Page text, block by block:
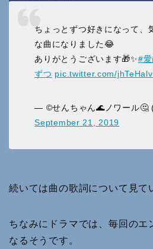
ちょっとずつ好きになって、
な曲になりました😂
ありがとうございます🎁✨#
ずつ pic.twitter.com/
— ©︎せんちゃん🌊ノワール🤔
September 21, 2019
続いては曲の歌詞について見
ちなみにドラマでは、毎回のエ
なるそうです。